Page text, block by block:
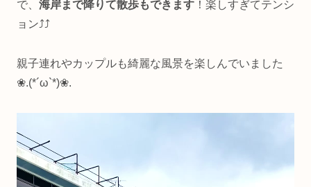
で、 海岸まで降りて散歩もできます ！楽しすぎてテンシ
ョン⤴︎⤴
親子連れやカップルも綺麗な風景を楽しんでいました
❀.(*´ω`*)❀.